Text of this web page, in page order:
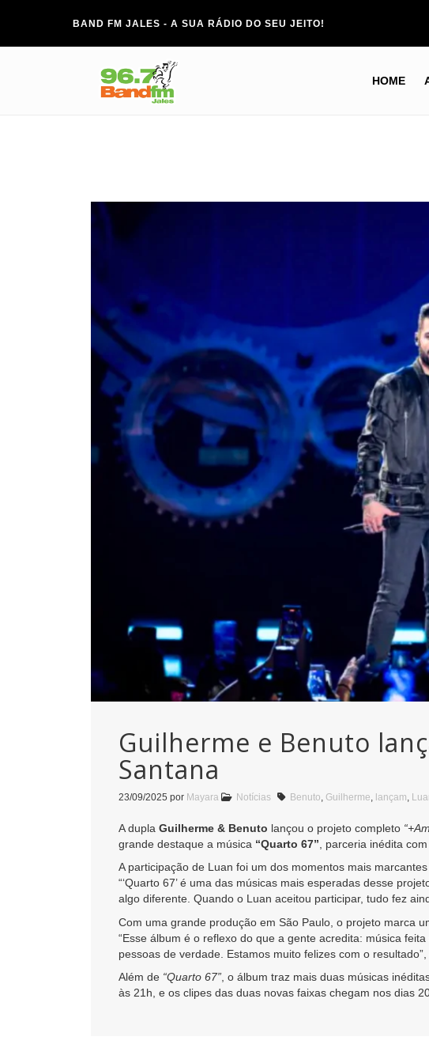
BAND FM JALES - A SUA RÁDIO DO SEU JEITO!
HOME
Guilherme e Benuto
Santana
23/09/2025 por Mayara Notícias Benuto, Guilherme, lançam,
A dupla Guilherme & Benuto lançou o projeto completo
grande destaque a música “Quarto 67” , parceria inédita com
A participação de Luan foi um dos momentos mais
“‘Quarto 67’ é uma das músicas mais esperadas desse
algo diferente. Quando o Luan aceitou participar, tudo fez
Com uma grande produção em São Paulo, o projeto marca
“Esse álbum é o reflexo do que a gente acredita: música
pessoas de verdade. Estamos muito felizes com o
Além de “Quarto 67” , o álbum traz mais duas músicas
às 21h, e os clipes das duas novas faixas chegam nos dias